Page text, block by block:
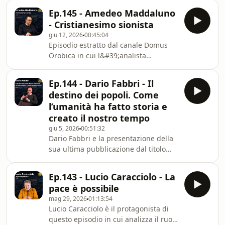
Podcast - Geopolitica:
https://open.spotify.com/show/
si=d
non volerlo più fare?Dario Fabbri
ospite su Rinascimento Culturale
spiega cosa ha portato alla situazione
attuale.Video originale su YouTube:
https://www.youtube.com/watch?
v=lOWFuBqFp7c Link a Imperium
Podcast - Geopolitica:
https://open.spotify.com/show/0PY9n
Ep.145 - Amedeo Maddaluno
- Cristianesimo sionista
giu 12, 202600:45:04
Episodio estratto dal canale Domus
Orobica in cui l&#39;analista
interessanti del cristianesimo interno
agli Stati Uniti d&#39;America e il suo
legame con il sionismo.Video
originale:
https://www.youtube.com/watch?
v=k1gum4KWXHI Link a Imperium
Podcast - Geopolitica:
https://open.spotify.com/show/
si=fb0d4c70966d4
Ep.144 - Dario Fabbri - Il
destino dei popoli. Come
l’umanità ha fatto storia e
creato il nostro tempo
giu 5, 202600:51:32
Dario Fabbri e la presentazione della
sua ultima pubblicazione dal titolo
originale:
https://www.youtube.com/watch?
v=jm68S7tZzJY Link a Imperium
Podcast - Geopolitica:
https://open.spotify.com/show/
Ep.143 - Lucio Caracciolo - La
pace è possibile
mag 29, 202601:13:54
Lucio Caracciolo è il protagonista di
questo episodio in cui analizza il ruolo